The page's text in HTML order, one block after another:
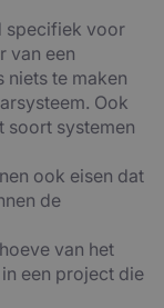
specifiek voor
van een
niets te maken
Ook
soort systemen
ook eisen dat
de
van het
een project die